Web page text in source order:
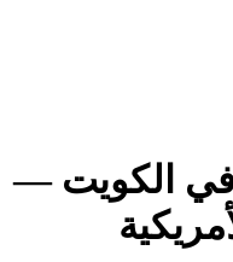
في الكويت —